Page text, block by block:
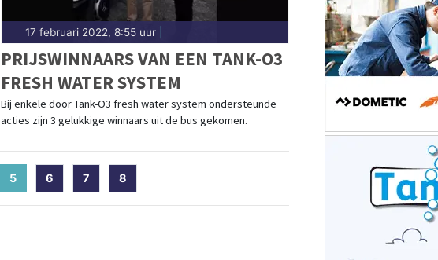
17 februari 2022, 8:55 uur|
PRIJSWINNAARS VAN EEN TANK-O3
FRESH WATER SYSTEM
Bij enkele door Tank-O3 fresh water system ondersteunde
acties zijn 3 gelukkige winnaars uit de bus gekomen.
5(current)
6 7 8